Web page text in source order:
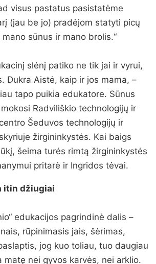
visus pastatus pasistatėme
(jau be jo) pradėjom statyti picų
sūnus ir mano brolis.“
slėnį patiko ne tik jai ir vyrui,
Dukra Aistė, kaip ir jos mama, –
tapo puikia edukatore. Sūnus
Radviliškio technologijų ir
Šeduvos technologijų ir
žirgininkystės. Kai baigs
šeima turės rimtą žirgininkystės
pritarė ir Ingridos tėvai.
itin džiugiai
edukacijos pagrindinė dalis –
rūpinimasis jais, šėrimas,
jog kuo toliau, tuo daugiau
matę nei gyvos karvės, nei arklio.